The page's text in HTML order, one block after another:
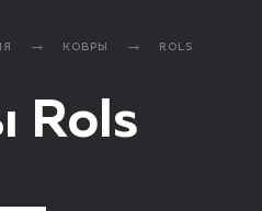
КОВРЫ ROLS
Rols